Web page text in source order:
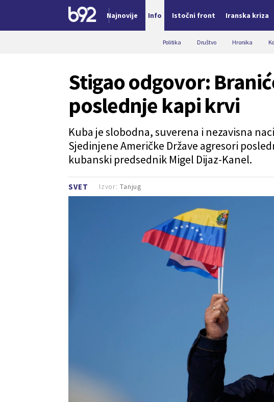
Najnovije Info Istočni front Iranska kriza
Politika Društvo Hronika
SVET
Stigao odgovor:
poslednje kapi krvi
Kuba je slobodna, suverena i nezavisna
Sjedinjene Američke Države agresori
kubanski predsednik Migel Dijaz-Kanel.
Izvor: Tanjug